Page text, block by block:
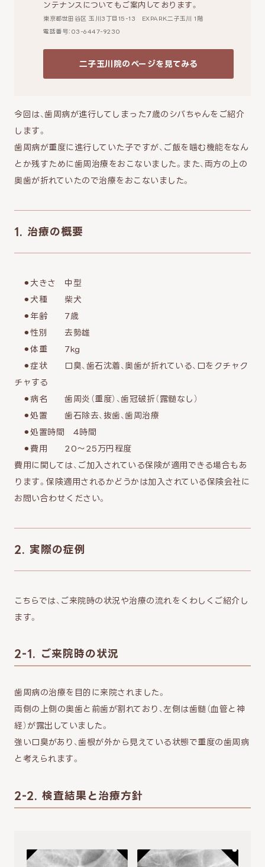
ンテナンスについてもご案内しております。
東京都世田谷区 玉川3丁目15-13 EXPARK二子玉川 1階
電話番号：03-6447-9230
二子玉川院のページを見てみる
今回は、歯周病が進行してしまった7歳のシバちゃんをご紹介
します。
歯周病が重度に進行していた子ですが、ご飯を噛む機能をなん
とか残すために歯周治療をおこないました。また、両方の上の
奥歯が折れていたので治療をおこないました。
1. 治療の概要
⚫︎大きさ 中型
⚫︎犬種 柴犬
⚫︎年齢 7歳
⚫︎性別 去勢雄
⚫︎体重 7kg
⚫︎症状 口臭、歯石沈着、奥歯が折れている、口をクチャク
チャする
⚫︎病名 歯周炎（重度）、歯冠破折（露髄なし）
⚫︎処置 歯石除去、抜歯、歯周治療
⚫︎処置時間 4時間
⚫︎費用 20〜25万円程度
費用に関しては、ご加入されている保険が適用できる場合もあ
ります。保険適用されるかどうかは加入されている保険会社に
お問い合わせください。
2. 実際の症例
こちらでは、ご来院時の状況や治療の流れをくわしくご紹介し
ます。
2-1. ご来院時の状況
歯周病の治療を目的に来院されました。
両側の上側の奥歯と前歯が割れており、左側は歯髄（血管と神
経）が露出していました。
強い口臭があり、歯根が外から見えている状態で重度の歯周病
と考えられます。
2-2. 検査結果と治療方針